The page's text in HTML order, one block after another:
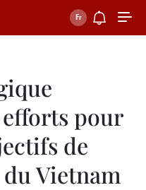
pour
de
Vietnam